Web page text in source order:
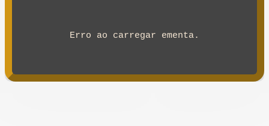
Erro ao carregar ementa.